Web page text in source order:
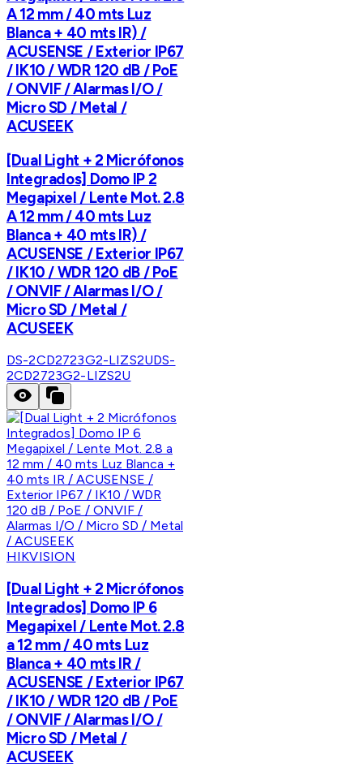
A 12 mm / 40 mts Luz
Blanca + 40 mts IR) /
ACUSENSE / Exterior IP67
/ IK10 / WDR 120 dB / PoE
/ ONVIF / Alarmas I/O /
Micro SD / Metal /
ACUSEEK
[Dual Light + 2 Micrófonos
Integrados] Domo IP 2
Megapixel / Lente Mot. 2.8
A 12 mm / 40 mts Luz
Blanca + 40 mts IR) /
ACUSENSE / Exterior IP67
/ IK10 / WDR 120 dB / PoE
/ ONVIF / Alarmas I/O /
Micro SD / Metal /
ACUSEEK
DS-2CD2723G2-LIZS2UDS-
2CD2723G2-LIZS2U
HIKVISION
[Dual Light + 2 Micrófonos
Integrados] Domo IP 6
Megapixel / Lente Mot. 2.8
a 12 mm / 40 mts Luz
Blanca + 40 mts IR /
ACUSENSE / Exterior IP67
/ IK10 / WDR 120 dB / PoE
/ ONVIF / Alarmas I/O /
Micro SD / Metal /
ACUSEEK